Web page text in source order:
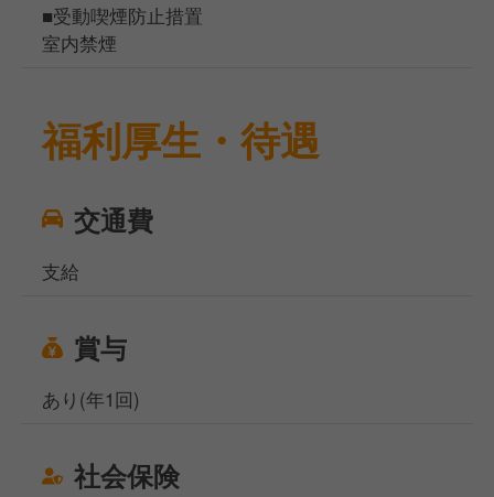
■受動喫煙防止措置
室内禁煙
福利厚生・待遇
交通費
支給
賞与
あり(年1回)
社会保険